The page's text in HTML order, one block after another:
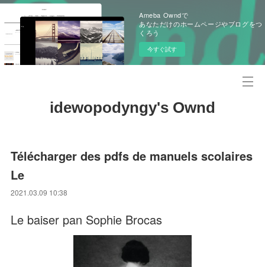
Ameba Owndで
あなただけのホームページやブログをつ
くろう
今すぐ試す
idewopodyngy's Ownd
Télécharger des pdfs de manuels scolaires
Le
2021.03.09 10:38
Le baiser pan Sophie Brocas